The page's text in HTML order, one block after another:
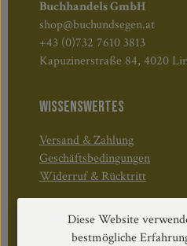
Buchhandels GmbH
shop@buchundsegen.at
+43 (0)732 7610 3813
Kapuzinerstraße 84, 4020
WISSENSWERTES
Versand & Zahlung
Geschäftsbedingungen
Widerruf & Rücktritt
Öffnungszeiten:
Mo–Do: 08:30–17:00 Uhr
Diese Website
bestmögliche